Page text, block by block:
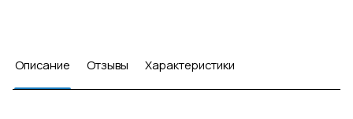
Описание Отзывы Характеристики